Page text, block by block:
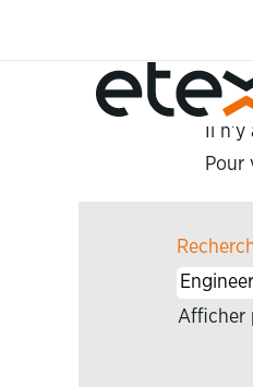
Il
Pour
Afficher